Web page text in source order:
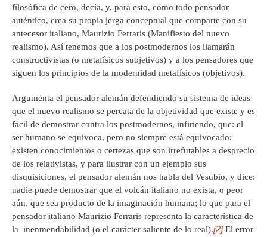
filosófica de cero, decía, y, para esto, como todo pensador
auténtico, crea su propia jerga conceptual que comparte con su
antecesor italiano, Maurizio Ferraris (Manifiesto del nuevo
realismo). Así tenemos que a los postmodernos los llamarán
constructivistas (o metafísicos subjetivos) y a los pensadores que
siguen los principios de la modernidad metafísicos (objetivos).
Argumenta el pensador alemán defendiendo su sistema de ideas
que el nuevo realismo se percata de la objetividad que existe y es
fácil de demostrar contra los postmodernos, infiriendo, que: el
ser humano se equivoca, pero no siempre está equivocado;
existen conocimientos o certezas que son irrefutables a desprecio
de los relativistas, y para ilustrar con un ejemplo sus
disquisiciones, el pensador alemán nos habla del Vesubio, y dice:
nadie puede demostrar que el volcán italiano no exista, o peor
aún, que sea producto de la imaginación humana; lo que para el
pensador italiano Maurizio Ferraris representa la característica de
la inenmendabilidad (o el carácter saliente de lo real).[2]El error